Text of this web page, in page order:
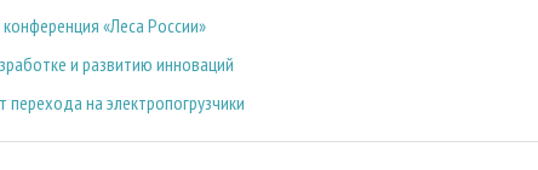
«Леса России»
и развитию инноваций
на электропогрузчики